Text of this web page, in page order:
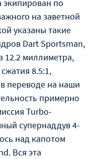
экипирован по
на заветной
указаны такие
Dart Sportsman,
12.2 миллиметра,
8.5:1,
переводе на наши
примерно
Turbo-
супернаддув 4-
над капотом
Вся эта